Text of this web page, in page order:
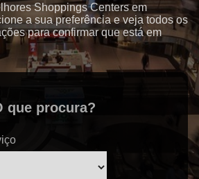
Shoppings Centers em
a sua preferência e veja todos os
para confirmar que está em
que procura?